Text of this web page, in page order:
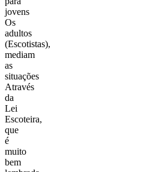
jovens
Os
adultos
(Escotistas),
mediam
as
situações
Através
da
Lei
Escoteira,
que
é
muito
bem